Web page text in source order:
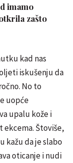
imamo
zašto
kad nas
iskušenju da
No to
uopće
upalu kože i
Štoviše,
kažu da je slabo
oticanje i nudi